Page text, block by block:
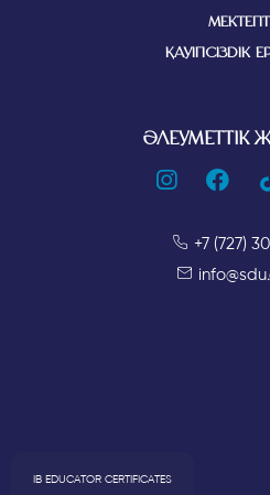
ҚАУІПСІЗДІК
ӘЛЕУМЕТТІК
+7 (727)
IB EDUCATOR CERTIFICATES